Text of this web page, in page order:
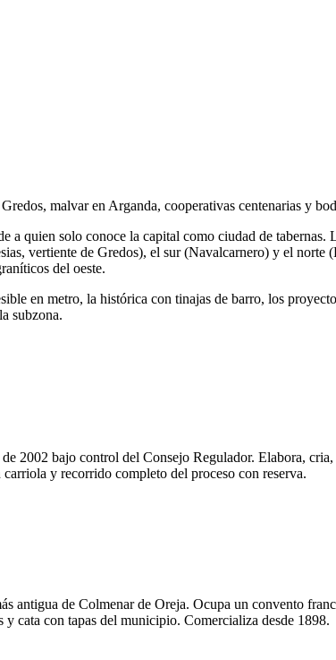
malvar en Arganda, cooperativas centenarias y
a quien solo conoce la capital como ciudad de
vertiente de Gredos), el sur (Navalcarnero) y el norte
del oeste.
en metro, la histórica con tinajas de barro, los
subzona.
2002 bajo control del Consejo Regulador. Elabora,
y recorrido completo del proceso con reserva.
antigua de Colmenar de Oreja. Ocupa un convento
cata con tapas del municipio. Comercializa desde 1898.